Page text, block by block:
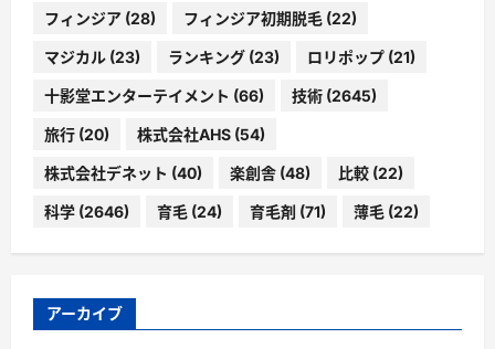
フィンジア (28) フィンジア初期脱毛 (22)
マジカル (23) ランキング (23) ロリポップ (21)
十影堂エンターテイメント (66) 技術 (2645)
旅行 (20) 株式会社AHS (54)
株式会社デネット (40) 楽創舎 (48) 比較 (22)
科学 (2646) 育毛 (24) 育毛剤 (71) 薄毛 (22)
アーカイブ